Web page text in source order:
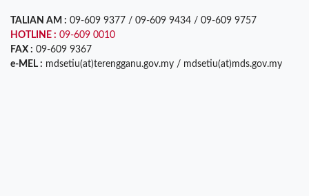
TALIAN AM : 09-609 9377 / 09-609 9434 / 09-609 9757
HOTLINE : 09-609 0010
FAX : 09-609 9367
e-MEL : mdsetiu(at)terengganu.gov.my / mdsetiu(at)mds.gov.my